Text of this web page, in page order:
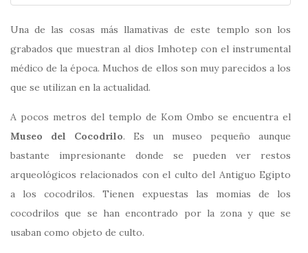
Una de las cosas más llamativas de este templo son los
grabados que muestran al dios Imhotep con el instrumental
médico de la época. Muchos de ellos son muy parecidos a los
que se utilizan en la actualidad.
A pocos metros del templo de Kom Ombo se encuentra el
Museo del Cocodrilo. Es un museo pequeño aunque
bastante impresionante donde se pueden ver restos
arqueológicos relacionados con el culto del Antiguo Egipto
a los cocodrilos. Tienen expuestas las momias de los
cocodrilos que se han encontrado por la zona y que se
usaban como objeto de culto.